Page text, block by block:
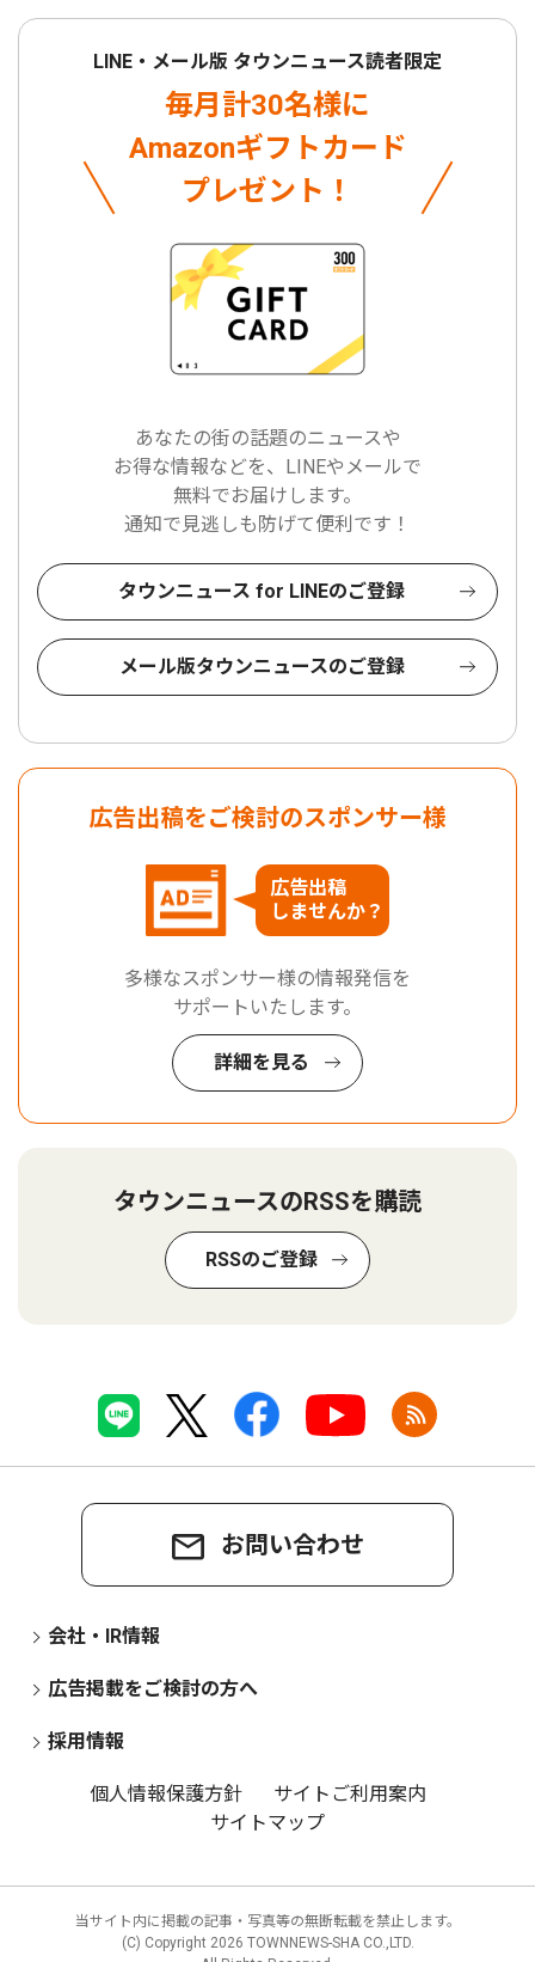
LINE・メール版 タウンニュース読者限定
毎月計30名様に
Amazonギフトカード
プレゼント！
あなたの街の話題のニュースや
お得な情報などを、LINEやメールで
無料でお届けします。
通知で見逃しも防げて便利です！
タウンニュース for LINEのご登録
メール版タウンニュースのご登録
広告出稿をご検討のスポンサー様
広告出稿
しませんか？
多様なスポンサー様の情報発信を
サポートいたします。
詳細を見る
タウンニュースのRSSを購読
RSSのご登録
お問い合わせ
会社・IR情報
広告掲載をご検討の方へ
採用情報
個人情報保護方針
サイトご利用案内
サイトマップ
当サイト内に掲載の記事・写真等の無断転載を禁止します。
(C) Copyright 2026 TOWNNEWS-SHA CO.,LTD.